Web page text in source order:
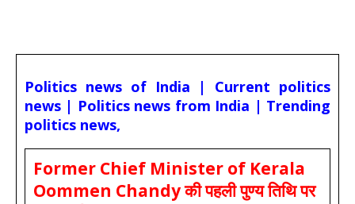
Politics news of India | Current politics
news | Politics news from India | Trending
politics news,
Former Chief Minister of Kerala
Oommen Chandy की पहली पुण्य तिथि पर